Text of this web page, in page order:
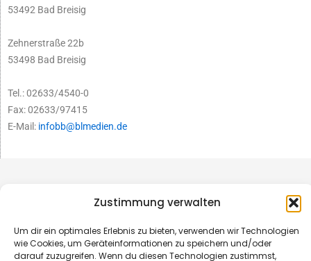
Zustimmung verwalten
Um dir ein optimales Erlebnis zu bieten, verwenden wir Technologien
wie Cookies, um Geräteinformationen zu speichern und/oder
darauf zuzugreifen. Wenn du diesen Technologien zustimmst,
53492 Bad Breisig
Zehnerstraße 22b
53498 Bad Breisig
Tel.: 02633/4540-0
Fax: 02633/97415
E-Mail: infobb@blmedien.de